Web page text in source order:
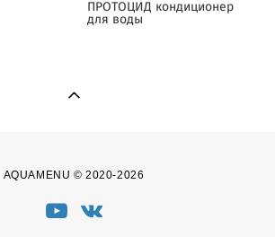
ПРОТОЦИД кондиционер
для воды
AQUAMENU © 2020-2026